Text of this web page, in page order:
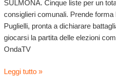
SULMONA. Cinque liste per un
consiglieri comunali. Prende
Puglielli, pronta a dichiarare
giocarsi la partita delle elezioni
OndaTV
Leggi tutto »